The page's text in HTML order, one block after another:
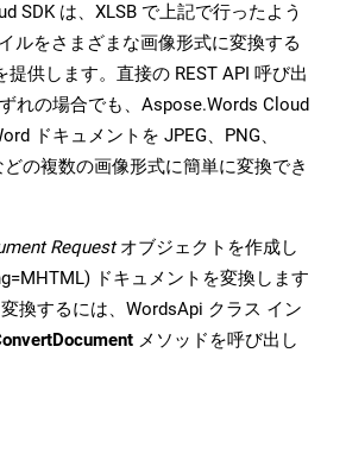
SDK は、XLSB で上記で行ったよう
ルをさまざまな画像形式に変換する
供します。直接の REST API 呼び出
れの場合でも、Aspose.Words Cloud
ドキュメントを JPEG、PNG、
どの複数の画像形式に簡単に変換でき
Requestオブジェクトを作成し
ドキュメントを変換します
換するには、WordsApi クラス イン
メソッドを呼び出し